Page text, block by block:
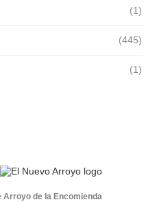
(1)
(445)
(1)
Arroyo de la Encomienda